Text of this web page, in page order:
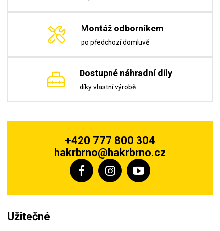
Montáž odborníkem
po předchozí domluvě
Dostupné náhradní díly
díky vlastní výrobě
+420 777 800 304
hakrbrno@hakrbrno.cz
Užitečné